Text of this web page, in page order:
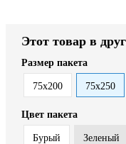
Этот товар в
Размер пакета
75x200 75x250
Цвет пакета
Бурый Зеленый